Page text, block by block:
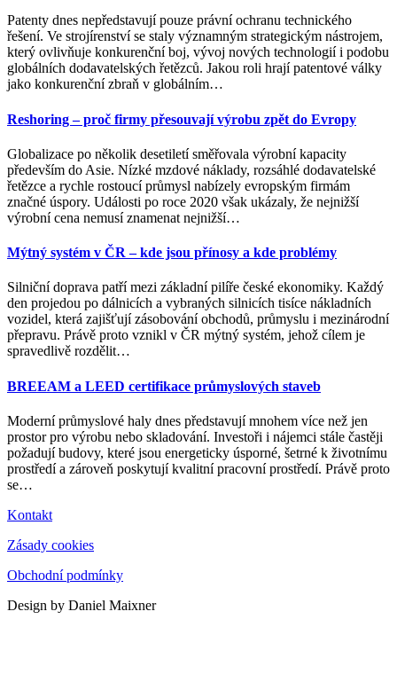
Patenty dnes nepředstavují pouze právní ochranu technického
řešení. Ve strojírenství se staly významným strategickým nástrojem,
který ovlivňuje konkurenční boj, vývoj nových technologií i podobu
globálních dodavatelských řetězců. Jakou roli hrají patentové války
jako konkurenční zbraň v globálním…
Reshoring – proč firmy přesouvají výrobu zpět do Evropy
Globalizace po několik desetiletí směřovala výrobní kapacity
především do Asie. Nízké mzdové náklady, rozsáhlé dodavatelské
řetězce a rychle rostoucí průmysl nabízely evropským firmám
značné úspory. Události po roce 2020 však ukázaly, že nejnižší
výrobní cena nemusí znamenat nejnižší…
Mýtný systém v ČR – kde jsou přínosy a kde problémy
Silniční doprava patří mezi základní pilíře české ekonomiky. Každý
den projedou po dálnicích a vybraných silnicích tisíce nákladních
vozidel, která zajišťují zásobování obchodů, průmyslu i mezinárodní
přepravu. Právě proto vznikl v ČR mýtný systém, jehož cílem je
spravedlivě rozdělit…
BREEAM a LEED certifikace průmyslových staveb
Moderní průmyslové haly dnes představují mnohem více než jen
prostor pro výrobu nebo skladování. Investoři i nájemci stále častěji
požadují budovy, které jsou energeticky úsporné, šetrné k životnímu
prostředí a zároveň poskytují kvalitní pracovní prostředí. Právě proto
se…
Kontakt
Zásady cookies
Obchodní podmínky
Design by Daniel Maixner